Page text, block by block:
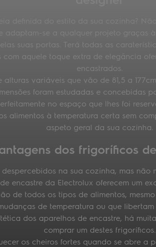
suas portas. Terá todas as
com aquele toque extra de elegância
encastrados.
alturas variáveis que vão de 81,5 a
foram estudadas e concebidas
no espaço que lhes foi
alimentos à temperatura certa sem
aspeto geral da sua cozinha.
dos frigoríficos
despercebidos na sua cozinha, mas não
encastre da Electrolux oferecem um
de todos os tipos de alimentos,
de temperatura ou que
dos aparelhos de encastre, há
comprar um destes frigoríficos.
os cheiros fortes quando se abre a